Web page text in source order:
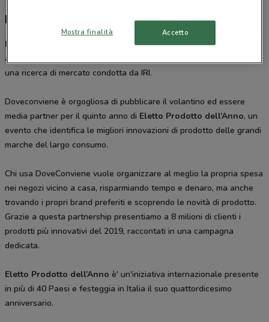
Eletto Prodotto Dell'Anno, offerte e negozi
Eletto Prodotto Dell'Anno
è il più importante premio
all'Innovazione in Italia, coinvolge più di 12.000 consumatori tramite
una ricerca di mercato condotta da IRI.
Doveconviene è orgogliosa di pubblicare il volantino ed essere
media partner per il quinto anno di Eletto Prodotto dell’Anno, un
evento che identifica le migliori innovazioni di prodotto delle grandi
marche del largo consumo.
Chi usa DoveConviene vuole organizzare al meglio la propria spesa
nei negozi vicino a casa, risparmiando tempo e denaro, ma anche
trovando i propri brand preferiti e scoprendo le novità di prodotto.
Grazie a questa partnership presentiamo a 8 milioni di clienti i
prodotti più innovativi del 2019, raccontati in una campagna
dedicata.
Eletto Prodotto dell’Anno è' un'iniziativa internazionale presente
in più di 40 Paesi e festeggia in Italia il suo quattordicesimo
anniversario.
Mostra finalità Accetto